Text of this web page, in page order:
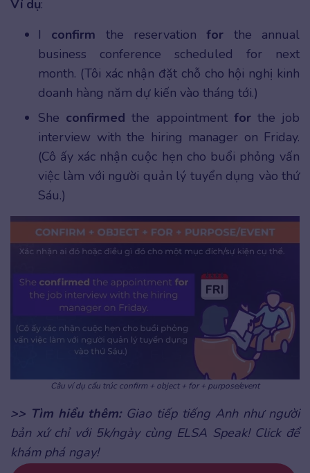
Ví dụ:
I confirm the reservationfor the annual
business conference scheduled for next
month. (Tôi xác nhận đặt chỗ cho hội nghị kinh
doanh hàng năm dự kiến vào tháng tới.)
She confirmed the appointmentfor the job
interview with the hiring manager on Friday.
(Cô ấy xác nhận cuộc hẹn cho buổi phỏng vấn
việc làm với người quản lý tuyển dụng vào thứ
Sáu.)
Câu ví dụ cấu trúc confirm + object + for + purpose/event
>> Tìm hiểu thêm: Giao tiếp tiếng Anh như người
bản xứ chỉ với 5k/ngày cùng ELSA Speak! Click để
khám phá ngay!